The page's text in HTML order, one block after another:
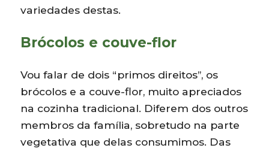
variedades destas.
Brócolos e couve-flor
Vou falar de dois “primos direitos”, os
brócolos e a couve-flor, muito apreciados
na cozinha tradicional. Diferem dos outros
membros da família, sobretudo na parte
vegetativa que delas consumimos. Das